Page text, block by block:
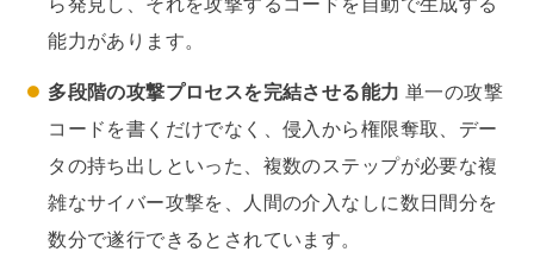
能力があります。
多段階の攻撃プロセスを完結させる能力 単一の攻撃
コードを書くだけでなく、侵入から権限奪取、デー
タの持ち出しといった、複数のステップが必要な複
雑なサイバー攻撃を、人間の介入なしに数日間分を
数分で遂行できるとされています。